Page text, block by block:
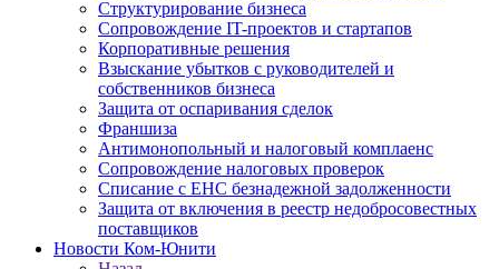
Структурирование бизнеса
Сопровождение IT-проектов и стартапов
Корпоративные решения
Взыскание убытков с руководителей и
собственников бизнеса
Защита от оспаривания сделок
Франшиза
Антимонопольный и налоговый комплаенс
Сопровождение налоговых проверок
Списание с ЕНС безнадежной задолженности
Защита от включения в реестр недобросовестных
поставщиков
Новости Ком-Юнити